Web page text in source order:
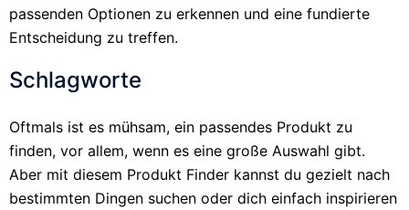
passenden Optionen zu erkennen und eine fundierte
Entscheidung zu treffen.
Schlagworte
Oftmals ist es mühsam, ein passendes Produkt zu
finden, vor allem, wenn es eine große Auswahl gibt.
Aber mit diesem Produkt Finder kannst du gezielt nach
bestimmten Dingen suchen oder dich einfach inspirieren